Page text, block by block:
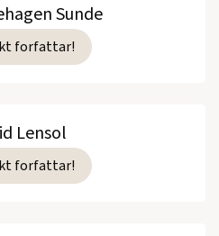
Sunde
forfattar!
Lensol
forfattar!